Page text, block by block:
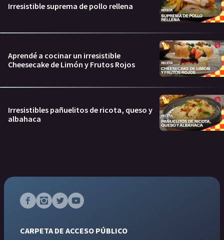
Irresistible suprema de pollo rellena
Aprendé a cocinar un irresistible
Cheesecake de Limón y Frutos Rojos
Irresistibles pañuelitos de ricota, queso y
albahaca
CARPETA DE ACCESO PÚBLICO